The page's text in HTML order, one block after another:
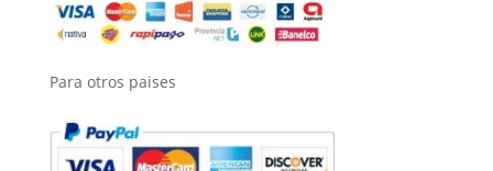
Para otros paises